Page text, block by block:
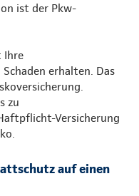
ist der Pkw-
Ihre
erhalten. Das
zu
Versicherung
auf einen